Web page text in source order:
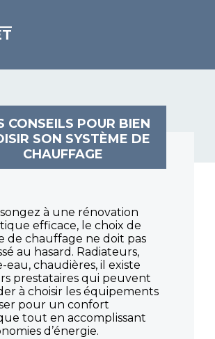
CONSEILS POUR BIEN
SON SYSTÈME DE
CHAUFFAGE
à une rénovation
efficace, le choix de
de chauffage ne doit pas
au hasard. Radiateurs,
eau, chaudières, il existe
prestataires qui peuvent
à choisir les équipements
pour un confort
tout en accomplissant
d’énergie.